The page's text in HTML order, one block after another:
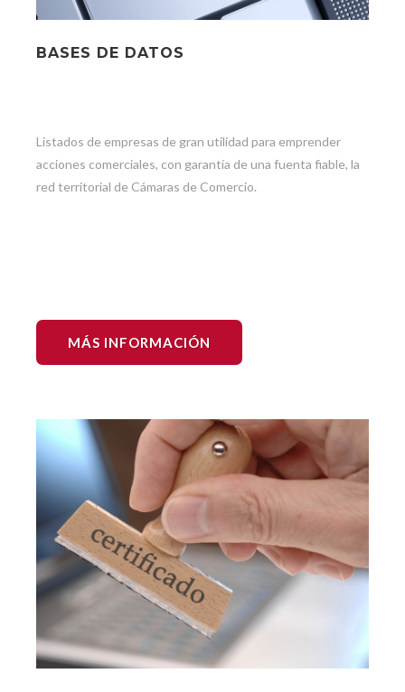
BASES DE DATOS
Listados de empresas de gran utilidad para emprender
acciones comerciales, con garantía de una fuenta fiable, la
red territorial de Cámaras de Comercio.
MÁS INFORMACIÓN